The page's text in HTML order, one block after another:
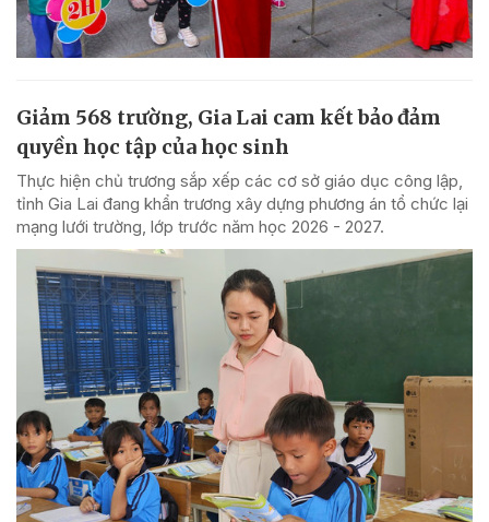
Giảm 568 trường, Gia Lai cam kết bảo đảm
quyền học tập của học sinh
Thực hiện chủ trương sắp xếp các cơ sở giáo dục công lập,
tỉnh Gia Lai đang khẩn trương xây dựng phương án tổ chức lại
mạng lưới trường, lớp trước năm học 2026 - 2027.